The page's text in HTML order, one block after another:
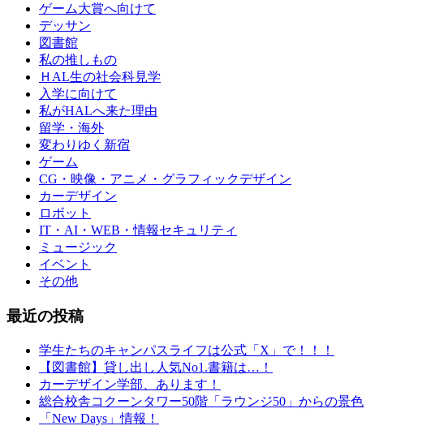
ゲーム大賞へ向けて
デッサン
図書館
私の推しもの
ＨAL生の社会科見学
入学に向けて
私がHALへ来た理由
留学・海外
変わりゆく新宿
ゲーム
CG・映像・アニメ・グラフィックデザイン
カーデザイン
ロボット
IT・AI・WEB・情報セキュリティ
ミュージック
イベント
その他
最近の投稿
学生たちのキャンパスライフは公式「X」で！！！
【図書館】貸し出し人気No1.書籍は…！
カーデザイン学部、あります！
総合校舎コクーンタワー50階「ラウンジ50」からの景色
「New Days」情報！